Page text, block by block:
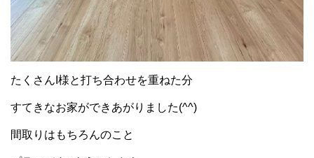
たくさんI様と打ち合わせを重ねた分
すてきなお家ができあがりました(^^)
間取りはもちろんのこと